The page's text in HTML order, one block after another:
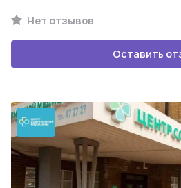
Нет отзывов
Оставить